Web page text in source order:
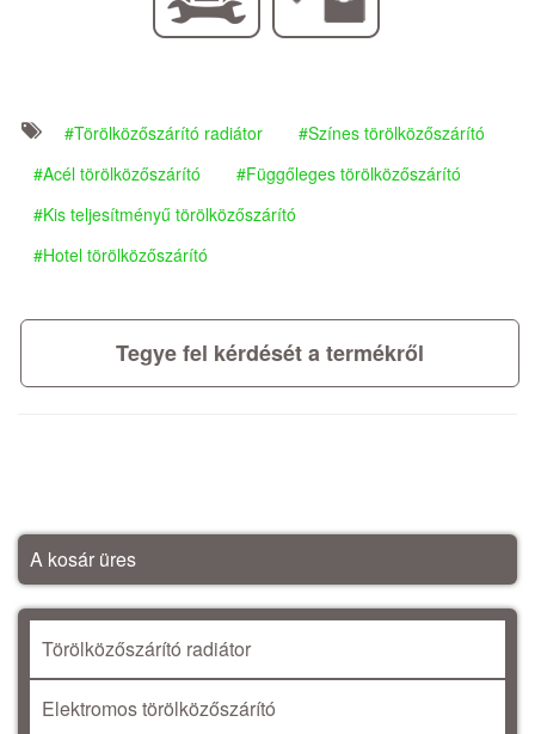
Törölközőszárító radiátor
Színes törölközőszárító
Acél törölközőszárító
Függőleges törölközőszárító
Kis teljesítményű törölközőszárító
Hotel törölközőszárító
Tegye fel kérdését a termékről
A kosár üres
Törölközőszárító radiátor
Elektromos törölközőszárító